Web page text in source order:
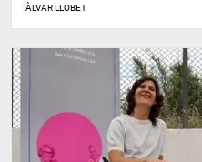
ÀLVAR LLOBET